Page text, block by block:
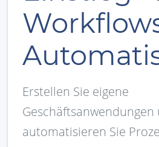
Erstellen Sie eigene
Geschäftsanwendungen
automatisieren Sie